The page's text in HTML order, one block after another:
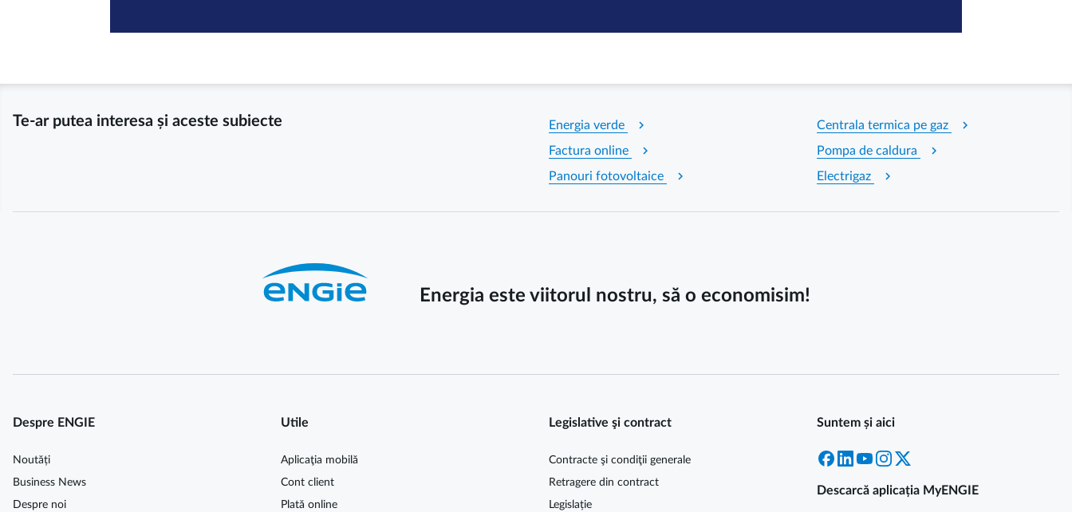
Te-ar putea interesa și aceste subiecte Energia verde chevron_right Centrala termica pe gaz chevron_right
Factura online chevron_right Pompa de caldura chevron_right
Panouri fotovoltaice chevron_right Electrigaz chevron_right
Energia este viitorul nostru, să o economisim!
Despre ENGIE
Noutăți
Business News
Despre noi
Utile
Aplicaţia mobilă
Cont client
Plată online
Legislative şi contract
Contracte şi condiţii generale
Retragere din contract
Legislație
Suntem și aici
Facebook
LinkedInYouTubeInstagram
Descarcă aplicația MyENGIE